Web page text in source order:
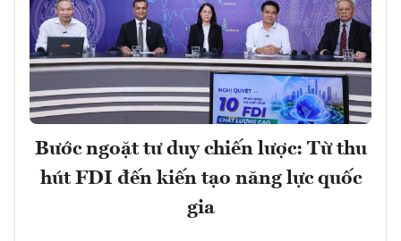
Bước ngoặt tư duy chiến lược: Từ thu
hút FDI đến kiến tạo năng lực quốc
gia